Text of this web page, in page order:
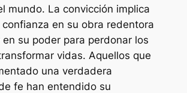
mundo. La convicción implica
en su obra redentora
su poder para perdonar los
vidas. Aquellos que
una verdadera
fe han entendido su